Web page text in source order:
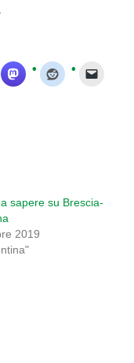
sapere su Brescia-
2019